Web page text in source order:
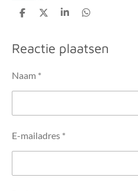
D
e
n
D
l
S
r
e
D
e
n
Reactie plaatsen
Naam *
E-mailadres *